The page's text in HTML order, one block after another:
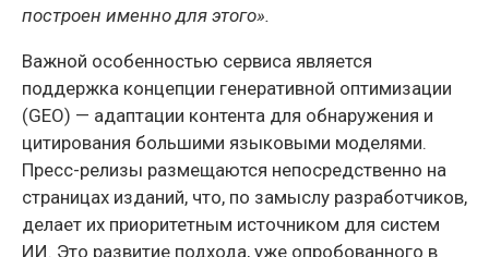
построен именно для этого».
Важной особенностью сервиса является
поддержка концепции генеративной оптимизации
(GEO) — адаптации контента для обнаружения и
цитирования большими языковыми моделями.
Пресс-релизы размещаются непосредственно на
страницах изданий, что, по замыслу разработчиков,
делает их приоритетным источником для систем
ИИ. Это развитие подхода, уже опробованного в